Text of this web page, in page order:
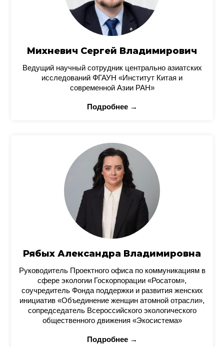
Михневич Сергей Владимирович
Ведущий научный сотрудник центрально азиатских
исследований ФГАУН «Институт Китая и
современной Азии РАН»
Подробнее →
Рябых Александра Владимировна
Руководитель Проектного офиса по коммуникациям в
сфере экологии Госкорпорации «Росатом»,
соучредитель Фонда поддержки и развития женских
инициатив «Объединение женщин атомной отрасли»,
сопредседатель Всероссийского экологического
общественного движения «Экосистема»
Подробнее →